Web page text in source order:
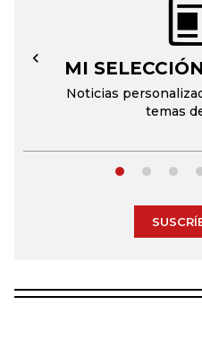
MI
Noticias
temas
←